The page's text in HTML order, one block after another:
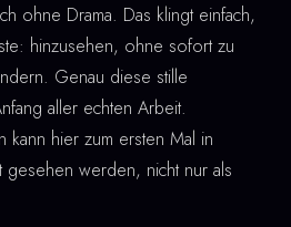
ohne Drama. Das klingt einfach,
hinzusehen, ohne sofort zu
Genau diese stille
aller echten Arbeit.
kann hier zum ersten Mal in
gesehen werden, nicht nur als